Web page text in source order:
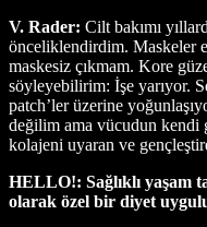
V. Rader: Cilt bakımı
önceliklendirdim. Maskeler
maskesiz çıkmam. Kore
söyleyebilirim: İşe yarıyor.
patch’ler üzerine
değilim ama vücudun kendi
kolajeni uyaran ve
HELLO!: Sağlıklı yaşam
olarak özel bir diyet